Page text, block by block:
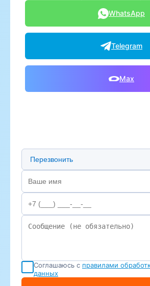
WhatsApp
Telegram
Max
Предпочтительный способ связи
Соглашаюсь с правилами
данных